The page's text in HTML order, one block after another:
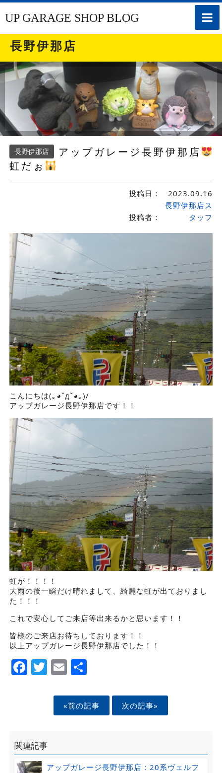
toggle
UP GARAGE SHOP BLOG
長野伊那店
長野伊那店
アップガレージ長野伊那店
虹だぉ
投稿日： 2023.09.16
投稿者：
長野伊那店ス
タッフ
こんにちは(｡◕ˇдˇ​◕｡)/
アップガレージ長野伊那店です！！
虹が！！！！
大雨の後一瞬だけ晴れまして、綺麗な虹が出ておりまし
た！！！
これで安心してご来店等出来るかと思います！！
皆様のご来店お待ちしております！！
以上アップガレージ長野伊那店でした！！
Facebook
Twitter
EmailShare
«前の記事 次の記事»
関連記事
アップガレージ長野伊那店：20系ヴェルフ